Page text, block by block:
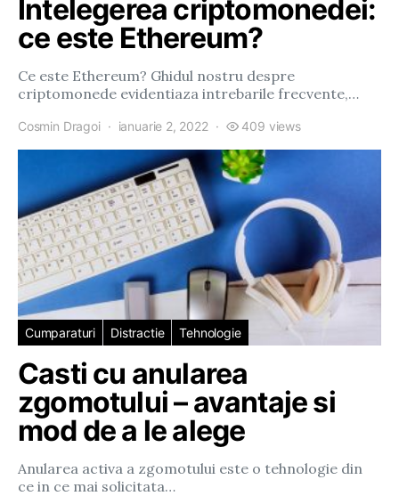
Intelegerea criptomonedei:
ce este Ethereum?
Ce este Ethereum? Ghidul nostru despre
criptomonede evidentiaza intrebarile frecvente,…
Cosmin Dragoi ianuarie 2, 2022 409 views
Cumparaturi Distractie Tehnologie
Casti cu anularea
zgomotului – avantaje si
mod de a le alege
Anularea activa a zgomotului este o tehnologie din
ce in ce mai solicitata…